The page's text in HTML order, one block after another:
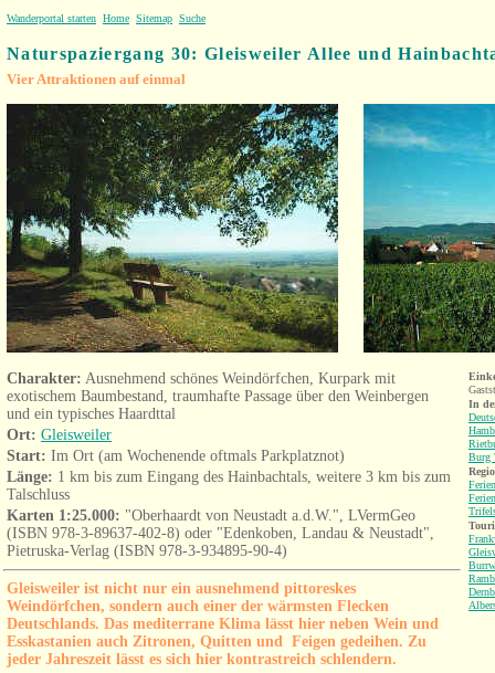
Wanderportal starten Home Sitemap Suche
Naturspaziergang 30: Gleisweiler Allee und
Vier Attraktionen auf einmal
Charakter: Ausnehmend schönes Weindörfchen, Kurpark mit
exotischem Baumbestand, traumhafte Passage über den Weinbergen
und ein typisches Haardttal
Ort: Gleisweiler
Start: Im Ort (am Wochenende oftmals Parkplatznot)
Länge: 1 km bis zum Eingang des Hainbachtals, weitere 3 km bis zum
Talschluss
Karten 1:25.000: "Oberhaardt von Neustadt a.d.W.", LVermGeo
(ISBN 978-3-89637-402-8) oder "Edenkoben, Landau & Neustadt",
Pietruska-Verlag (ISBN 978-3-934895-90-4)
Gleisweiler ist nicht nur ein ausnehmend pittoreskes
Weindörfchen, sondern auch einer der wärmsten Flecken
Deutschlands. Das mediterrane Klima lässt hier neben Wein und
Esskastanien auch Zitronen, Quitten und Feigen gedeihen. Zu
jeder Jahreszeit lässt es sich hier kontrastreich schlendern.
In
Burg